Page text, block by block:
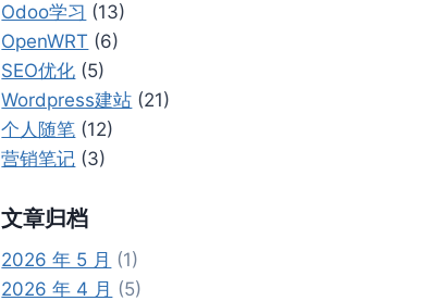
Odoo学习 (13)
OpenWRT (6)
SEO优化 (5)
Wordpress建站 (21)
个人随笔 (12)
营销笔记 (3)
文章归档
2026 年 5 月 (1)
2026 年 4 月 (5)